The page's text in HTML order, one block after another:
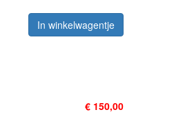
In winkelwagentje
€ 150,00